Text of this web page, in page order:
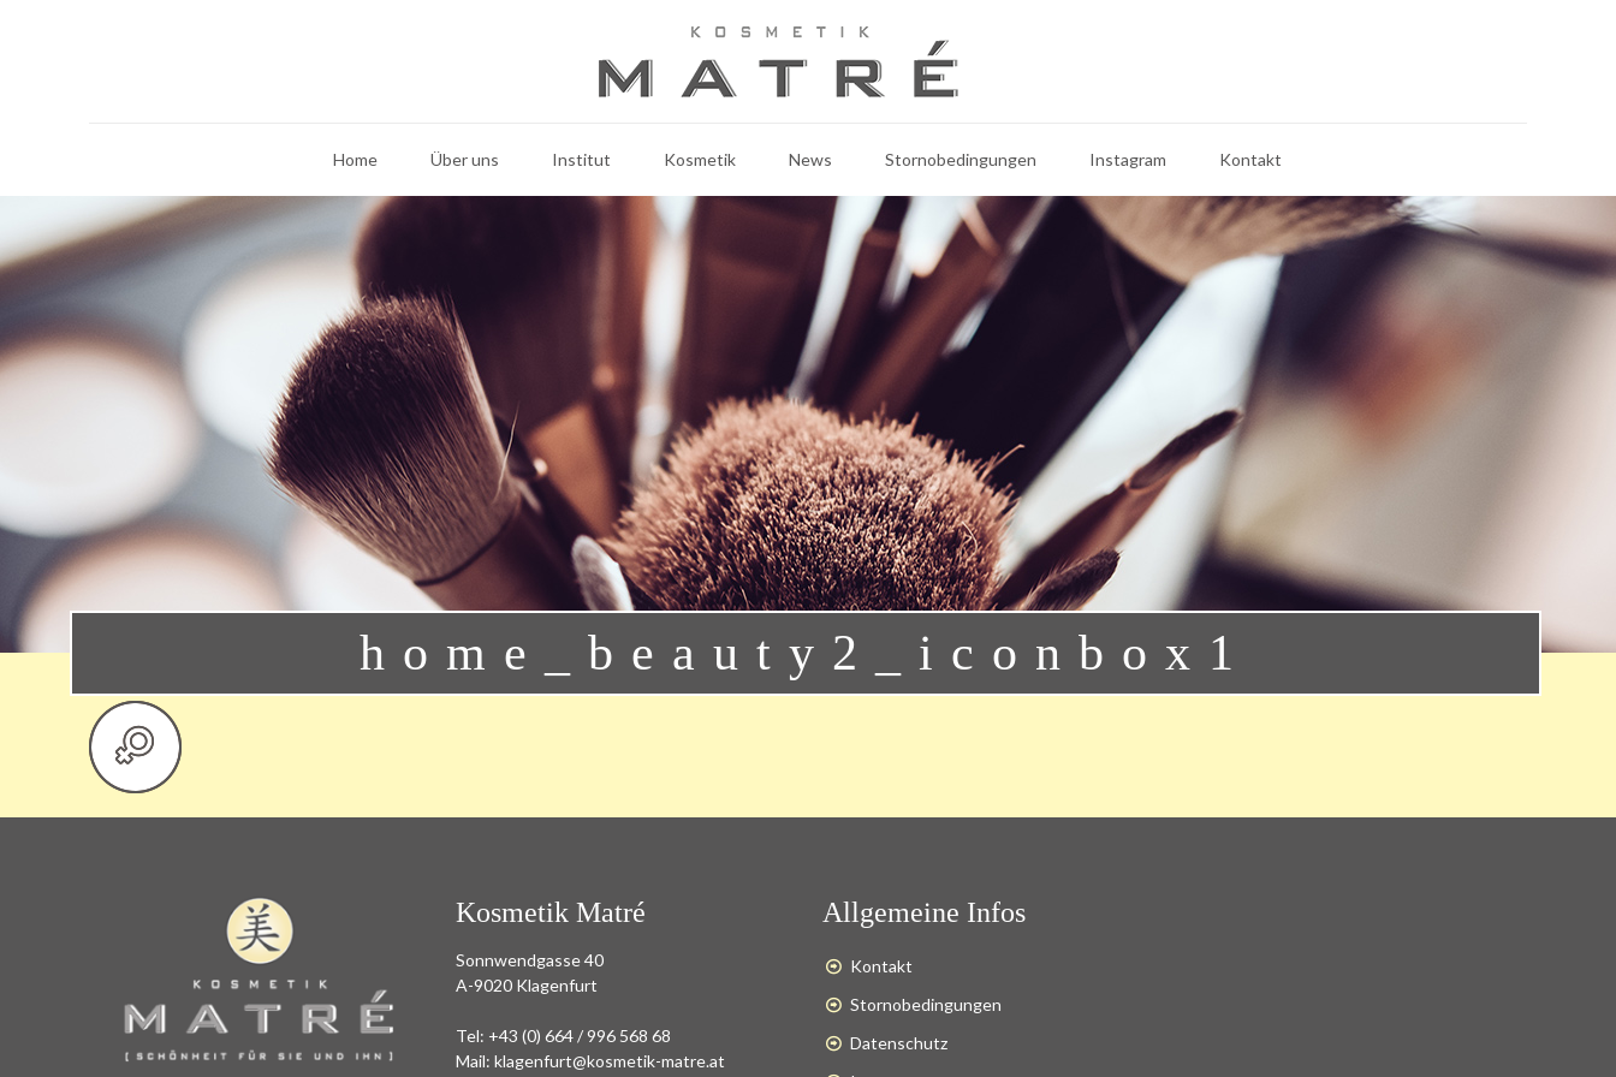
Home Über uns Institut Kosmetik News Stornobedingungen Instagram Kontakt
home_beauty2_iconbox1
Kosmetik Matré
Sonnwendgasse 40
A-9020 Klagenfurt
Tel: +43 (0) 664 / 996 568 68
Mail:klagenfurt@kosmetik-matre.at
Allgemeine Infos
Kontakt
Stornobedingungen
Datenschutz